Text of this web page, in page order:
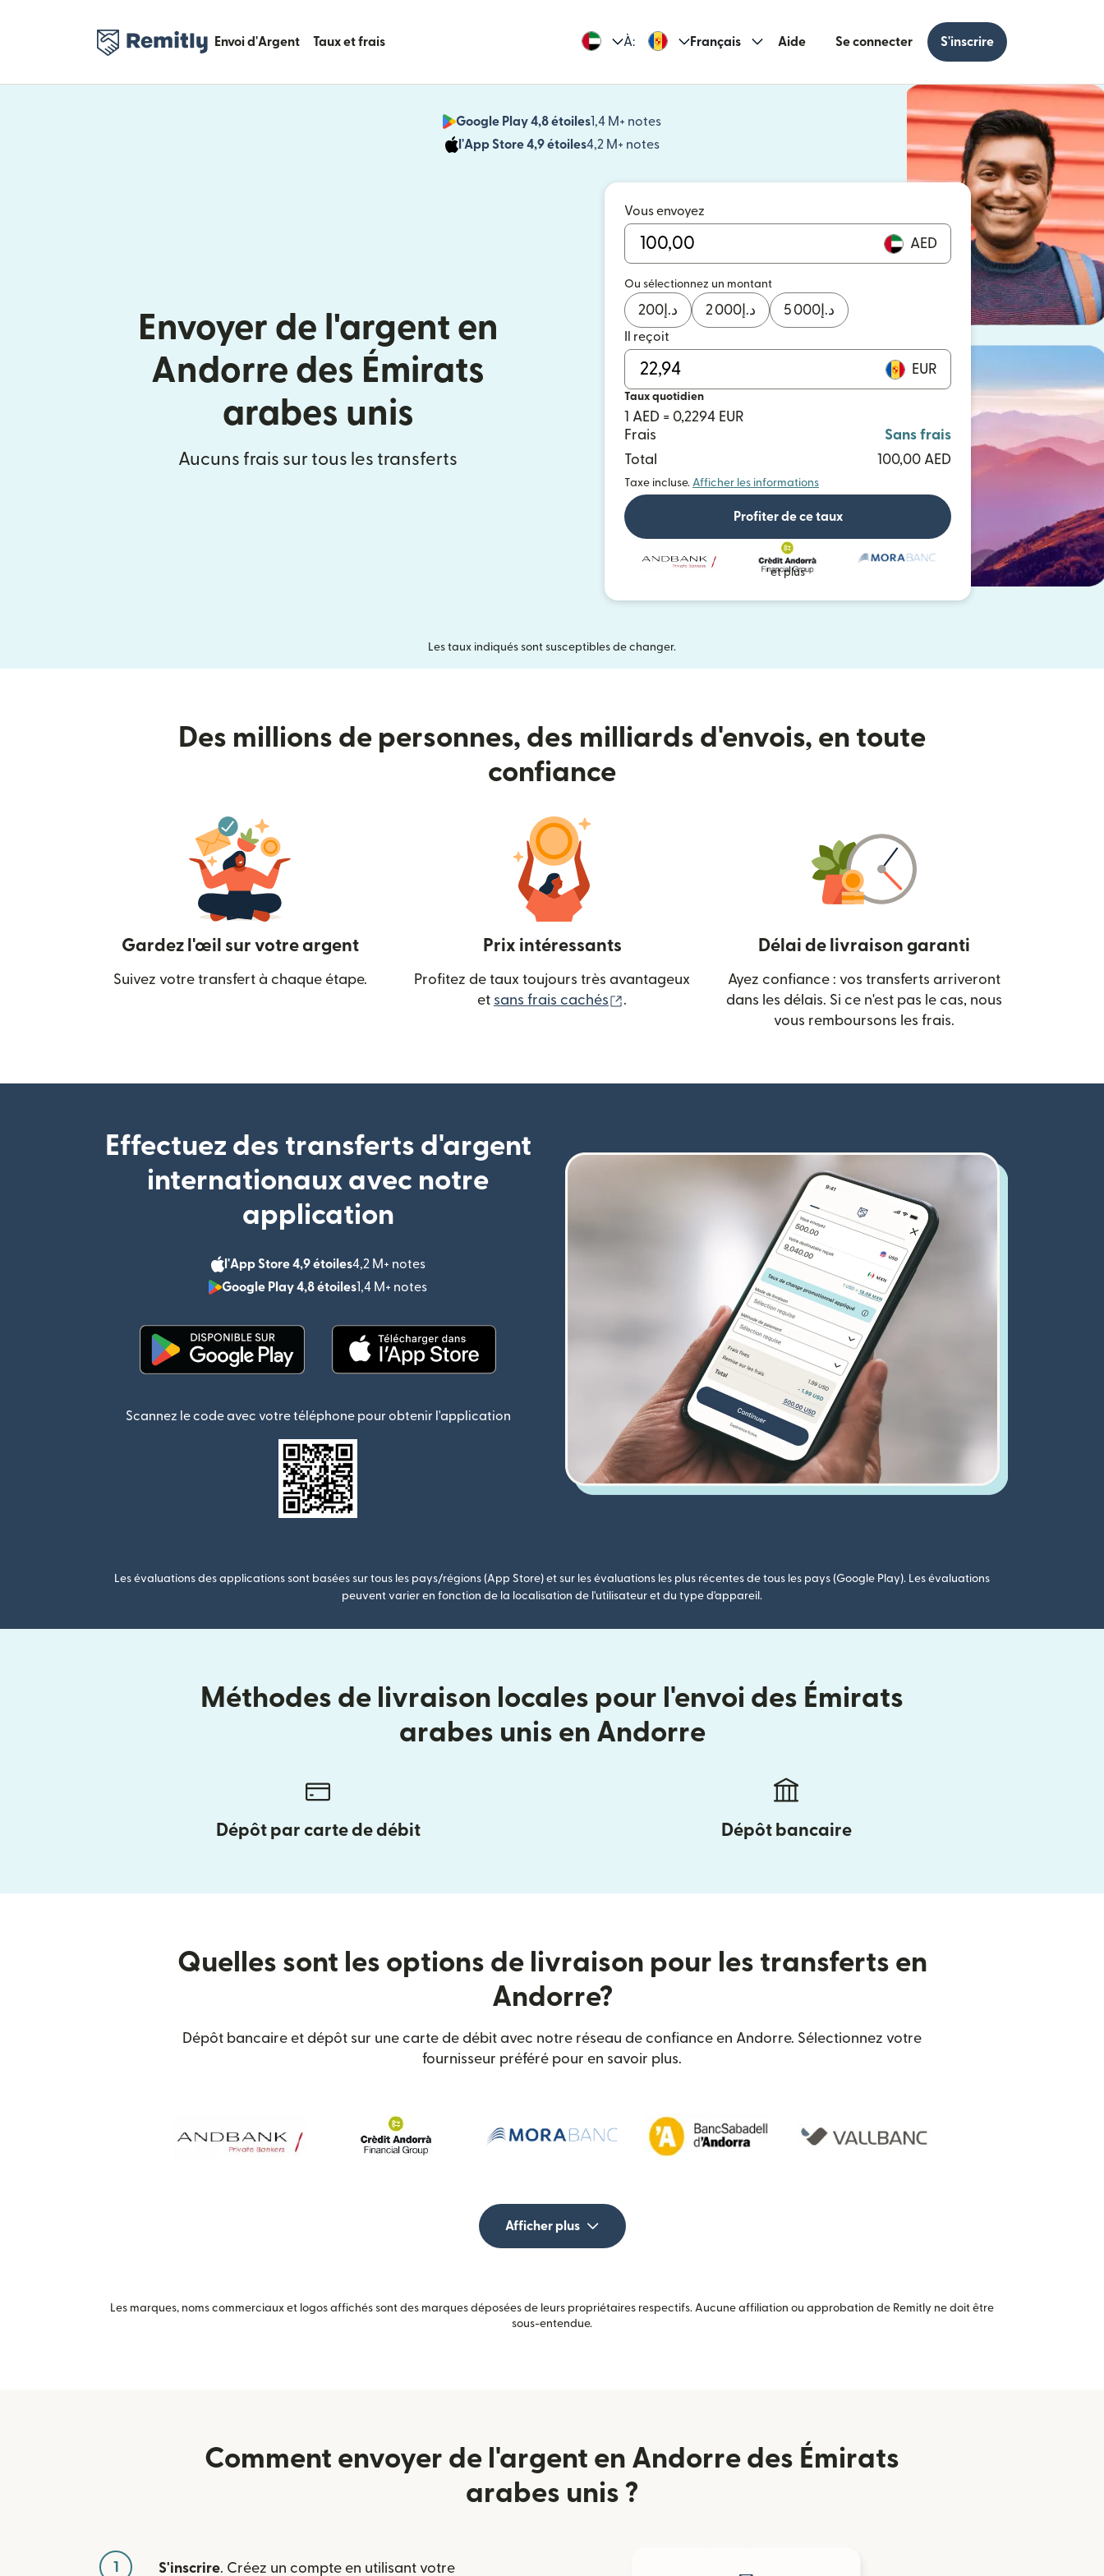
Envoi d'Argent Taux et frais À: Français Aide Se connecter S'inscrire
Google Play 4,8 étoiles1,4 M+ notes
l'App Store 4,9 étoiles4,2 M+ notes
(s'ouvre dans une nouvelle fenêtre)
Envoyer de l'argent en
Andorre des Émirats
arabes unis
Aucuns frais sur tous les transferts
Vous envoyez
AED
Ou sélectionnez un montant
د.إ 200 د.إ 2 000 د.إ 5 000
Il reçoit
EUR
Taux quotidien
1 AED = 0,2294 EUR
Frais
Sans frais
Total
100,00 AED
Taxe incluse. Afficher les informations
Profiter de ce taux
et plus
Les taux indiqués sont susceptibles de changer.
Des millions de personnes, des milliards d'envois, en toute
confiance
Gardez l'œil sur votre argent
Suivez votre transfert à chaque étape.
Prix intéressants
Profitez de taux toujours très avantageux
et sans frais cachés (s'ouvre dans une nouvelle fenêtre)
.
Délai de livraison garanti
Ayez confiance : vos transferts arriveront
dans les délais. Si ce n'est pas le cas, nous
vous remboursons les frais.
Effectuez des transferts d'argent
internationaux avec notre
application
l'App Store 4,9 étoiles4,2 M+ notes
(s'ouvre dans une nouvelle fenêtre)
Google Play 4,8 étoiles1,4 M+ notes
Scannez le code avec votre téléphone pour obtenir l'application
Les évaluations des applications sont basées sur tous les pays/régions (App Store) et sur les évaluations les plus récentes de tous les pays (Google Play). Les évaluations
peuvent varier en fonction de la localisation de l'utilisateur et du type d'appareil.
Méthodes de livraison locales pour l'envoi des Émirats
arabes unis en Andorre
Dépôt par carte de débit Dépôt bancaire
Quelles sont les options de livraison pour les transferts en
Andorre?
Dépôt bancaire et dépôt sur une carte de débit avec notre réseau de confiance en Andorre. Sélectionnez votre
fournisseur préféré pour en savoir plus.
Afficher plus
Les marques, noms commerciaux et logos affichés sont des marques déposées de leurs propriétaires respectifs. Aucune affiliation ou approbation de Remitly ne doit être
sous-entendue.
Comment envoyer de l'argent en Andorre des Émirats
arabes unis ?
1 S'inscrire. Créez un compte en utilisant votre